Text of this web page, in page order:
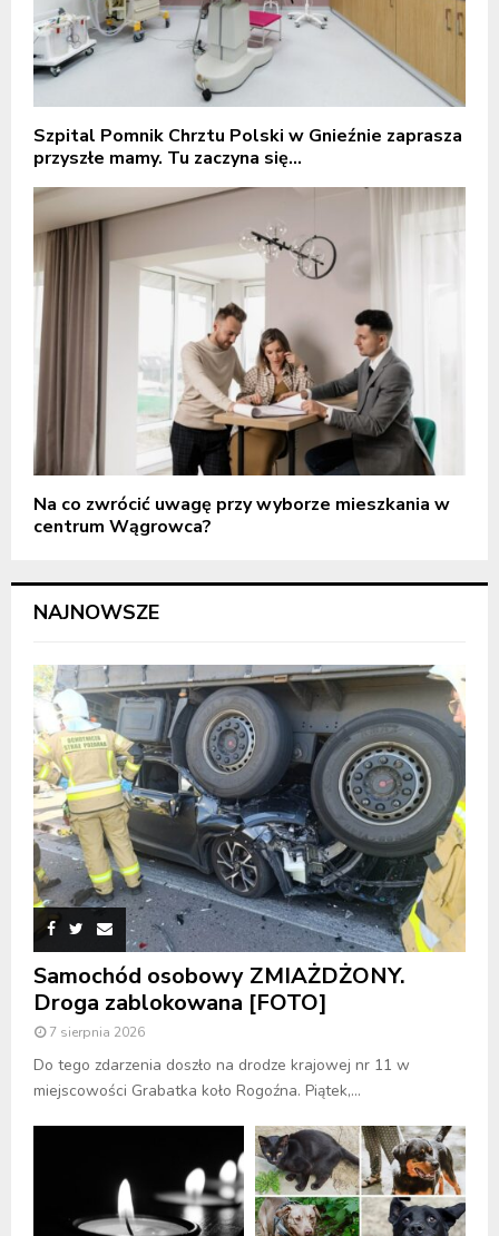
Szpital Pomnik Chrztu Polski w Gnieźnie zaprasza
przyszłe mamy. Tu zaczyna się...
Na co zwrócić uwagę przy wyborze mieszkania w
centrum Wągrowca?
NAJNOWSZE
Samochód osobowy ZMIAŻDŻONY.
Droga zablokowana [FOTO]
7 sierpnia 2026
Do tego zdarzenia doszło na drodze krajowej nr 11 w
miejscowości Grabatka koło Rogoźna. Piątek,...